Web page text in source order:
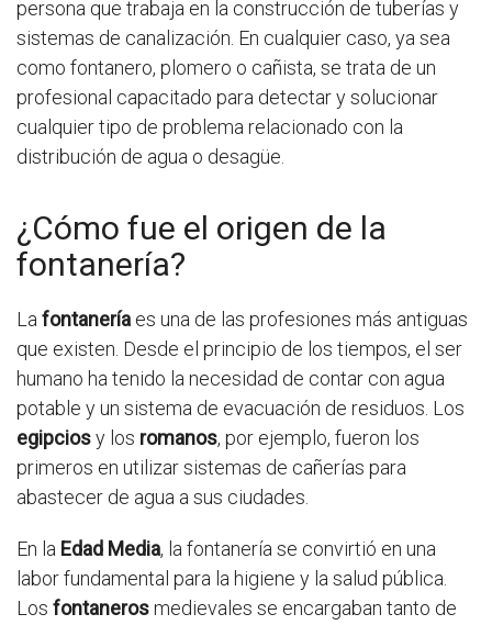
persona que trabaja en la construcción de tuberías y
sistemas de canalización. En cualquier caso, ya sea
como fontanero, plomero o cañista, se trata de un
profesional capacitado para detectar y solucionar
cualquier tipo de problema relacionado con la
distribución de agua o desagüe.
¿Cómo fue el origen de la
fontanería?
Lafontanería es una de las profesiones más antiguas
que existen. Desde el principio de los tiempos, el ser
humano ha tenido la necesidad de contar con agua
potable y un sistema de evacuación de residuos. Los
egipciosy los romanos, por ejemplo, fueron los
primeros en utilizar sistemas de cañerías para
abastecer de agua a sus ciudades.
En la Edad Media, la fontanería se convirtió en una
labor fundamental para la higiene y la salud pública.
Los fontanerosmedievales se encargaban tanto de